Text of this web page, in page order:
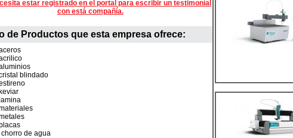
estar registrado en el portal para escribir un testimonial
con está compañía.
de Productos que esta empresa ofrece:
blindado
de agua